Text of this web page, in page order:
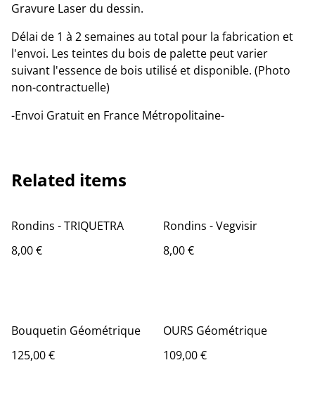
Gravure Laser du dessin.
Délai de 1 à 2 semaines au total pour la fabrication et
l'envoi. Les teintes du bois de palette peut varier
suivant l'essence de bois utilisé et disponible. (Photo
non-contractuelle)
-Envoi Gratuit en France Métropolitaine-
Related items
Rondins - TRIQUETRA
8,00 €
Rondins - Vegvisir
8,00 €
Bouquetin Géométrique
125,00 €
OURS Géométrique
109,00 €